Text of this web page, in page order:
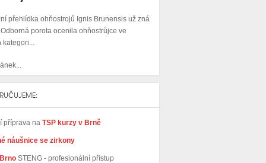
přehlídka ohňostrojů Ignis Brunensis už zná
porota ocenila ohňostrůjce ve
kategori...
příprava na TSP kurzy v Brně
náušnice se zirkony
STENG - profesionální přístup